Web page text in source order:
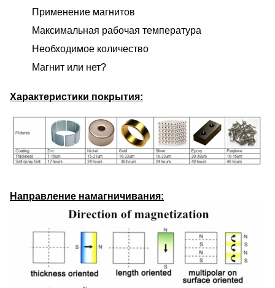
Применение магнитов
Максимальная рабочая температура
Необходимое количество
Магнит или нет?
Характеристики покрытия:
Направление намагничивания: